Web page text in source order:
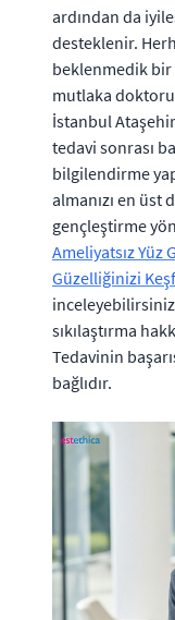
ardından da
desteklenir.
beklenmedik bir
mutlaka
İstanbul
tedavi sonrası
bilgilendirme
almanızı en üst
gençleştirme
Ameliyatsız Yüz
Güzelliğinizi
sıkılaştırma
Tedavinin
bağlıdır.